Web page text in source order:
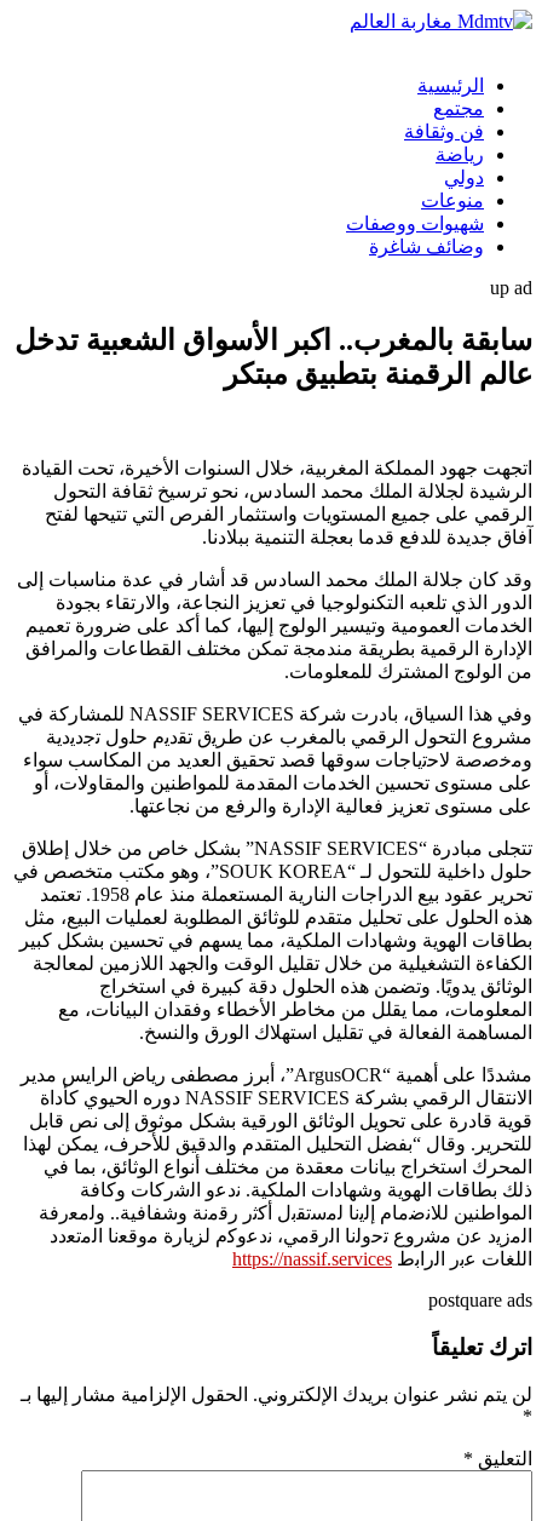
الرئيسية
مجتمع
فن وثقافة
رياضة
دولي
منوعات
شهيوات ووصفات
وضائف شاغرة
up ad
سابقة بالمغرب.. اكبر الأسواق الشعبية تدخل
عالم الرقمنة بتطبيق مبتكر
اتجهت جهود المملكة المغربية، خلال السنوات الأخيرة، تحت القيادة
الرشيدة لجلالة الملك محمد السادس، نحو ترسيخ ثقافة التحول
الرقمي على جميع المستويات واستثمار الفرص التي تتيحها لفتح
آفاق جديدة للدفع قدما بعجلة التنمية ببلادنا.
وقد كان جلالة الملك محمد السادس قد أشار في عدة مناسبات إلى
الدور الذي تلعبه التكنولوجيا في تعزيز النجاعة، والارتقاء بجودة
الخدمات العمومية وتيسير الولوج إليها، كما أكد على ضرورة تعميم
اﻹدارة الرقمية بطريقة مندمجة تمكن مختلف القطاعات والمرافق
من الولوج المشترك للمعلومات.
وفي هذا السياق، بادرت شركة NASSIF SERVICES للمشاركة في
مشروع التحول الرقمي بالمغرب ﻋن طرﯾق ﺗﻘدﯾم ﺣﻠول ﺗﺟدﯾدﯾﺔ
وﻣﺧﺻﺻﺔ ﻻﺣﺗﯾﺎﺟﺎت ﺳوﻗﮭﺎ قصد تحقيق العديد من المكاسب سواء
على مستوى تحسين الخدمات المقدمة للمواطنين والمقاولات، أو
على مستوى تعزيز فعالية الإدارة والرفع من نجاعتها.
تتجلى مبادرة “NASSIF SERVICES” بشكل خاص من خلال إطلاق
حلول داخلية للتحول لـ “SOUK KOREA”، وهو مكتب متخصص في
تحرير عقود بيع الدراجات النارية المستعملة منذ عام 1958. تعتمد
هذه الحلول على تحليل متقدم للوثائق المطلوبة لعمليات البيع، مثل
بطاقات الهوية وشهادات الملكية، مما يسهم في تحسين بشكل كبير
الكفاءة التشغيلية من خلال تقليل الوقت والجهد اللازمين لمعالجة
الوثائق يدويًا. وتضمن هذه الحلول دقة كبيرة في استخراج
المعلومات، مما يقلل من مخاطر الأخطاء وفقدان البيانات، مع
المساهمة الفعالة في تقليل استهلاك الورق والنسخ.
مشددًا على أهمية “ArgusOCR”، أبرز مصطفى رياض الرايس مدير
الانتقال الرقمي بشركة NASSIF SERVICES دوره الحيوي كأداة
قوية قادرة على تحويل الوثائق الورقية بشكل موثوق إلى نص قابل
للتحرير. وقال “بفضل التحليل المتقدم والدقيق للأحرف، يمكن لهذا
المحرك استخراج بيانات معقدة من مختلف أنواع الوثائق، بما في
ذلك بطاقات الهوية وشهادات الملكية. ﻧدﻋو اﻟﺷرﻛﺎت وكافة
المواطنين ﻟﻼﻧﺿﻣﺎم إﻟﯾﻧﺎ ﻟﻣﺳﺗﻘﺑل أﻛﺛر رﻗﻣنة وشفافية.. وﻟﻣﻌرﻓﺔ
اﻟﻣزﯾد ﻋن ﻣﺷروع ﺗﺣوﻟﻧﺎ اﻟرﻗﻣﻲ، ﻧدﻋوﻛم لزﯾﺎرة ﻣوﻗﻌﻧﺎ اﻟﻣﺗﻌدد
اﻟﻠﻐﺎت ﻋﺑر اﻟراﺑط https://nassif.services
postquare ads
اترك تعليقاً
لن يتم نشر عنوان بريدك الإلكتروني. الحقول الإلزامية مشار إليها بـ
*
التعليق *